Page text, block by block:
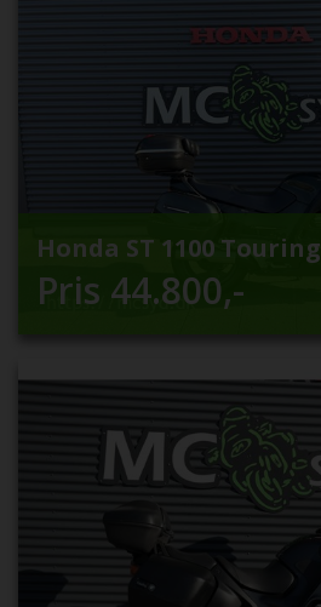
Honda ST 1100 Touring
Pris 44.800,-